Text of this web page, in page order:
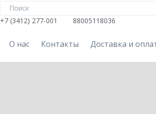
+7 (3412) 277-001
88005118036
О нас Контакты Доставка и